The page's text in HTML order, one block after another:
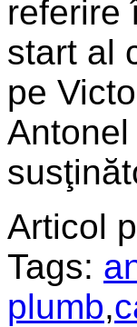
referire
start al
pe
Articol
Tags:
plumb,